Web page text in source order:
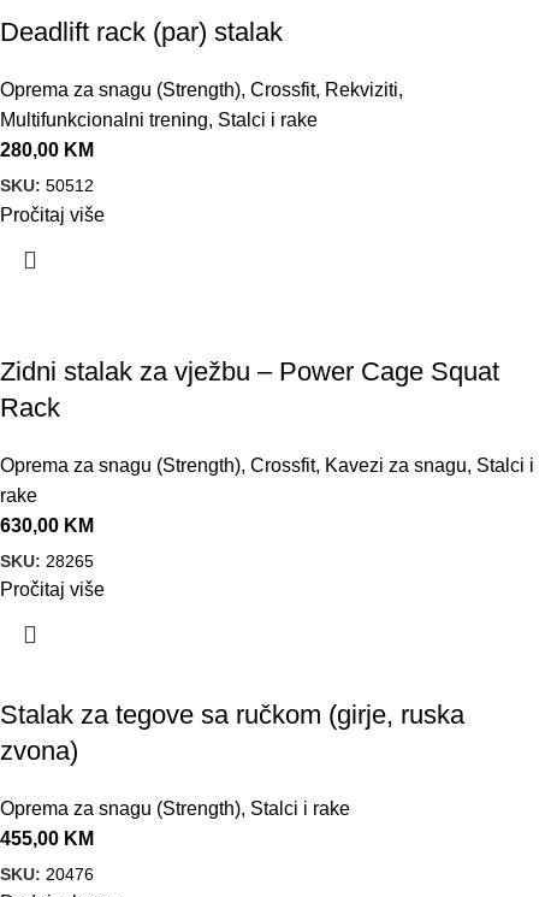
Deadlift rack (par) stalak
Oprema za snagu (Strength), Crossfit, Rekviziti,
Multifunkcionalni trening, Stalci i rake
280,00 KM
SKU: 50512
Pročitaj više
Zidni stalak za vježbu – Power Cage Squat
Rack
Oprema za snagu (Strength), Crossfit, Kavezi za snagu, Stalci i
rake
630,00 KM
SKU: 28265
Pročitaj više
Stalak za tegove sa ručkom (girje, ruska
zvona)
Oprema za snagu (Strength), Stalci i rake
455,00 KM
SKU: 20476